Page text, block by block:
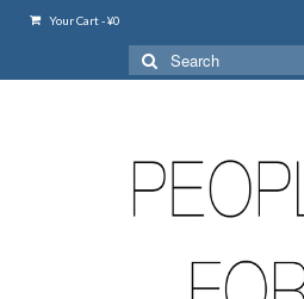
Your Cart-¥0
Search
for: